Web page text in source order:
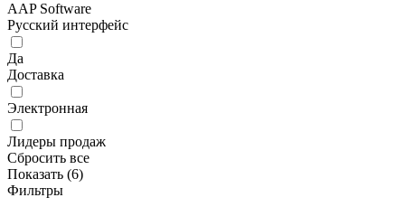
AAP Software
Русский интерфейс
Да
Доставка
Электронная
Лидеры продаж
Сбросить все
Показать (6)
Фильтры